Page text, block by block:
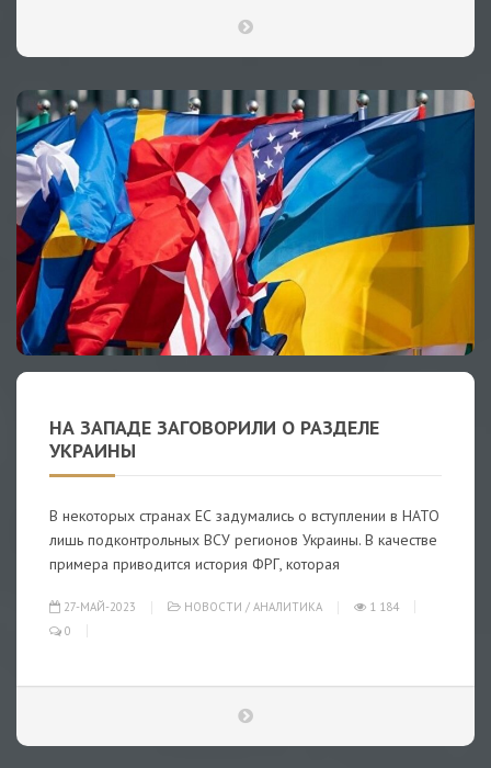
НА ЗАПАДЕ ЗАГОВОРИЛИ О РАЗДЕЛЕ
УКРАИНЫ
В некоторых странах ЕС задумались о вступлении в НАТО
лишь подконтрольных ВСУ регионов Украины. В качестве
примера приводится история ФРГ, которая
27-МАЙ-2023 НОВОСТИ / АНАЛИТИКА
1 184
0